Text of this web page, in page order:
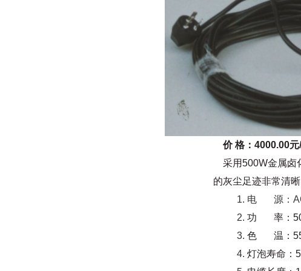
价 格：4000.00元
采用500W金属卤
的灰尘足迹非常清晰
电 源：
功 率：
色 温：
灯泡寿命：